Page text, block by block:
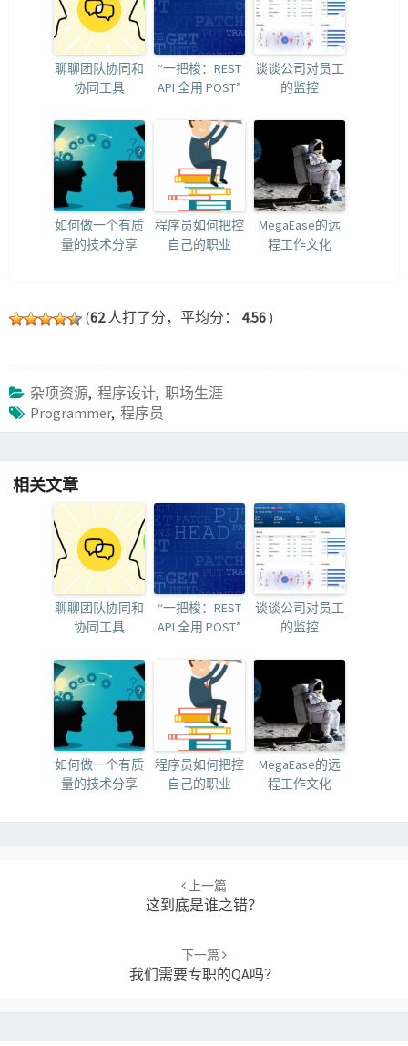
聊聊团队协同和
协同工具
“一把梭：REST
API 全用 POST”
谈谈公司对员工
的监控
如何做一个有质
量的技术分享
程序员如何把控
自己的职业
MegaEase的远
程工作文化
(62人打了分，平均分： 4.56 )
杂项资源, 程序设计, 职场生涯
Programmer, 程序员
相关文章
聊聊团队协同和
协同工具
“一把梭：REST
API 全用 POST”
谈谈公司对员工
的监控
如何做一个有质
量的技术分享
程序员如何把控
自己的职业
MegaEase的远
程工作文化
上一篇
这到底是谁之错？
下一篇
我们需要专职的QA吗？